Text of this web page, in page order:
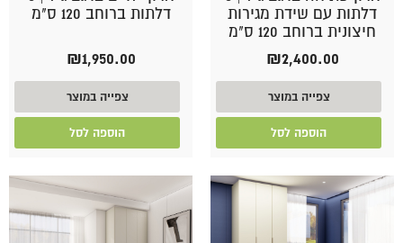
דלתות עם שידת מגירות
חיצונית ברוחב 120 ס"מ
₪2,400.00
צפייה במוצר
הוספה לסל
דלתות ברוחב 120 ס"מ
₪1,950.00
צפייה במוצר
הוספה לסל